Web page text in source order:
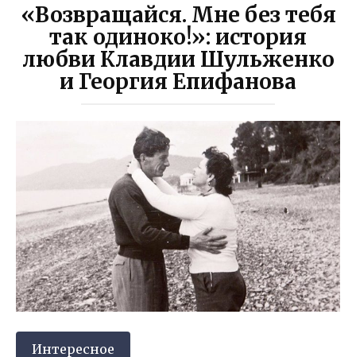
«Возвращайся. Мне без тебя
так одиноко!»: история
любви Клавдии Шульженко
и Георгия Епифанова
Интересное